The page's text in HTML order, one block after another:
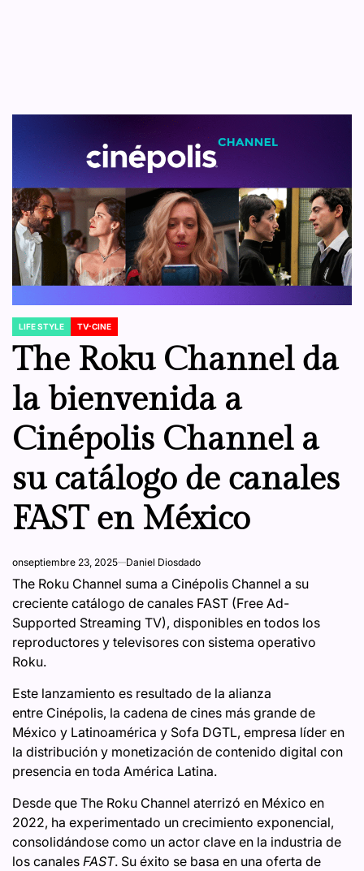
POSTED
IN
LIFE STYLE TV-CINE
The Roku Channel da
la bienvenida a
Cinépolis Channel a
su catálogo de canales
FAST en México
onseptiembre 23, 2025 Daniel Diosdado
The Roku Channel suma a Cinépolis Channel a su
creciente catálogo de canales FAST (Free Ad-
Supported Streaming TV), disponibles en todos los
reproductores y televisores con sistema operativo
Roku.
Este lanzamiento es resultado de la alianza
entre Cinépolis, la cadena de cines más grande de
México y Latinoamérica y Sofa DGTL, empresa líder en
la distribución y monetización de contenido digital con
presencia en toda América Latina.
Desde que The Roku Channel aterrizó en México en
2022, ha experimentado un crecimiento exponencial,
consolidándose como un actor clave en la industria de
los canales FAST. Su éxito se basa en una oferta de